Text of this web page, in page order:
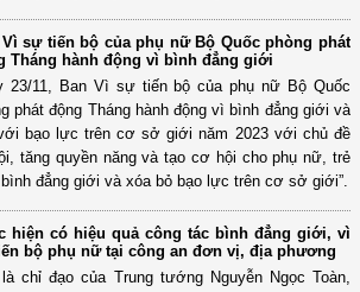
Vì sự tiến bộ của phụ nữ Bộ Quốc phòng phát
Tháng hành động vì bình đẳng giới
23/11, Ban Vì sự tiến bộ của phụ nữ Bộ Quốc
phát động Tháng hành động vì bình đẳng giới và
bạo lực trên cơ sở giới năm 2023 với chủ đề
tăng quyền năng và tạo cơ hội cho phụ nữ, trẻ
đẳng giới và xóa bỏ bạo lực trên cơ sở giới”.
hiện có hiệu quả công tác bình đẳng giới, vì
bộ phụ nữ tại công an đơn vị, địa phương
chỉ đạo của Trung tướng Nguyễn Ngọc Toàn,